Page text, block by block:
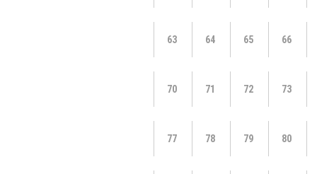
63 64 65 66
70 71 72 73
77 78 79 80